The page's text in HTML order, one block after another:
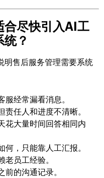
合尽快引入AI工
？
明售后服务管理需要系统
经常漏看消息。
任人和进度不清晰。
花大量时间回答相同内
，只能靠人工汇报。
员工经验。
的沟通记录。